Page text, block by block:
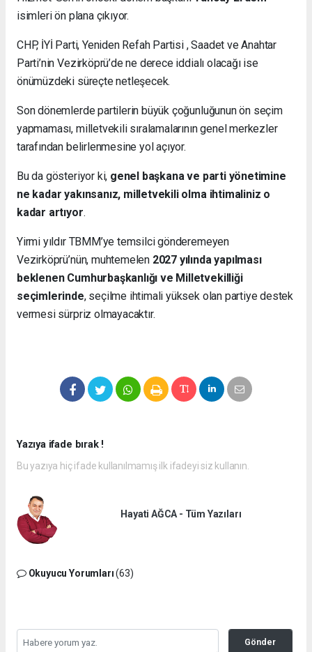
isimleri ön plana çıkıyor.
CHP, İYİ Parti, Yeniden Refah Partisi , Saadet ve Anahtar
Parti’nin Vezirköprü’de ne derece iddialı olacağı ise
önümüzdeki süreçte netleşecek.
Son dönemlerde partilerin büyük çoğunluğunun ön seçim
yapmaması, milletvekili sıralamalarının genel merkezler
tarafından belirlenmesine yol açıyor.
Bu da gösteriyor ki, genel başkana ve parti yönetimine
ne kadar yakınsanız, milletvekili olma ihtimaliniz o
kadar artıyor.
Yirmi yıldır TBMM’ye temsilci gönderemeyen
Vezirköprü’nün, muhtemelen 2027 yılında yapılması
beklenen Cumhurbaşkanlığı ve Milletvekilliği
seçimlerinde, seçilme ihtimali yüksek olan partiye destek
vermesi sürpriz olmayacaktır.
Yazıya ifade bırak !
Bu yazıya hiç ifade kullanılmamış ilk ifadeyi siz kullanın.
Hayati AĞCA - Tüm Yazıları
Okuyucu Yorumları(63)
Gönder